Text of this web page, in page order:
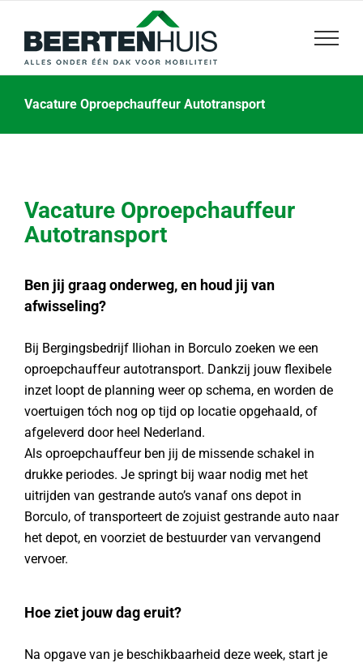
content
Vacature Oproepchauffeur Autotransport
Vacature Oproepchauffeur
Autotransport
Ben jij graag onderweg, en houd jij van
afwisseling?
Bij Bergingsbedrijf Iliohan in Borculo zoeken we een
oproepchauffeur autotransport. Dankzij jouw flexibele
inzet loopt de planning weer op schema, en worden de
voertuigen tóch nog op tijd op locatie opgehaald, of
afgeleverd door heel Nederland.
Als oproepchauffeur ben jij de missende schakel in
drukke periodes. Je springt bij waar nodig met het
uitrijden van gestrande auto’s vanaf ons depot in
Borculo, of transporteert de zojuist gestrande auto naar
het depot, en voorziet de bestuurder van vervangend
vervoer.
Hoe ziet jouw dag eruit?
Na opgave van je beschikbaarheid deze week, start je